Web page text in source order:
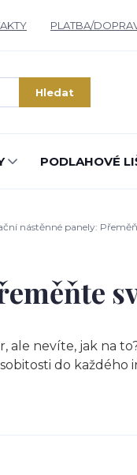
PLATBA/
Hledat
PODLAHOVÉ
nástěnné panely:
nevíte, jak na
do každého